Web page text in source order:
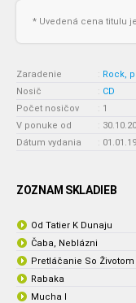
* Uvedená cena titulu
Zaradenie : Rock,
Nosič
: CD
Počet nosičov
: 1
V ponuke od
:
Dátum vydania
:
ZOZNAM SKLADIEB
Od Tatier K Dunaju
Čaba, Neblázni
Pretláčanie So Životom
Rabaka
Mucha I